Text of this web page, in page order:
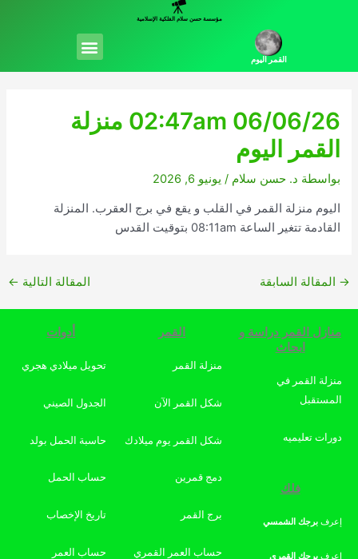
مؤسسة حسن سلام الفلكية الإسلامية
القمر اليوم
Menu
02:47am 06/06/26 منزلة
القمر اليوم
بواسطة د. حسن سلام/ يونيو 6, 2026
اليوم منزلة القمر في القلب و يقع في برج العقرب. المنزلة
القادمة تتغير الساعة 08:11am بتوقيت القدس
→ المقالة السابقة المقالة التالية ←
منازل القمر دراسة و
ابحاث
منزلة القمر في
المستقبل
دورات تعليميه
فلك
إعرف برجك الشمسي
إعرف برجك القمري
القمر
منزلة القمر
شكل القمر الآن
شكل القمر يوم ميلادك
دمج قمرين
برج القمر
حساب العمر القمري
أدوات
تحويل ميلادي هجري
الجدول الصيني
حاسبة الحمل بولد
حساب الحمل
تاريخ الإخصاب
حساب العمر